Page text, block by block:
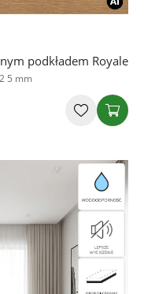
podkładem Royale
5 mm